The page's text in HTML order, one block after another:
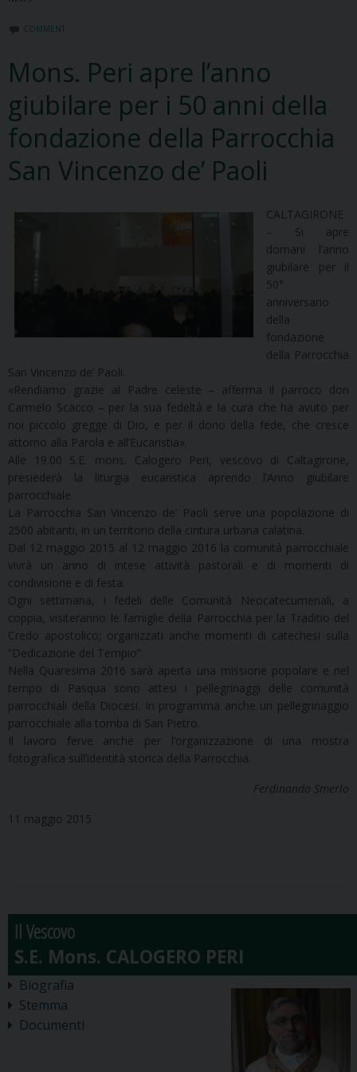
COMMENT
Mons. Peri apre l’anno
giubilare per i 50 anni della
fondazione della Parrocchia
San Vincenzo de’ Paoli
CALTAGIRONE
– Si apre
domani l’anno
giubilare per il
50°
anniversario
della
fondazione
della Parrocchia
San Vincenzo de’ Paoli.
«Rendiamo grazie al Padre celeste – afferma il parroco don
Carmelo Scacco – per la sua fedeltà e la cura che ha avuto per
noi piccolo gregge di Dio, e per il dono della fede, che cresce
attorno alla Parola e all’Eucaristia».
Alle 19.00 S.E. mons. Calogero Peri, vescovo di Caltagirone,
presiederà la liturgia eucaristica aprendo l’Anno giubilare
parrocchiale.
La Parrocchia San Vincenzo de’ Paoli serve una popolazione di
2500 abitanti, in un territorio della cintura urbana calatina.
Dal 12 maggio 2015 al 12 maggio 2016 la comunità parrocchiale
vivrà un anno di intese attività pastorali e di momenti di
condivisione e di festa.
Ogni settimana, i fedeli delle Comunità Neocatecumenali, a
coppia, visiteranno le famiglie della Parrocchia per la Traditio del
Credo apostolico; organizzati anche momenti di catechesi sulla
“Dedicazione del Tempio”.
Nella Quaresima 2016 sarà aperta una missione popolare e nel
tempo di Pasqua sono attesi i pellegrinaggi delle comunità
parrocchiali della Diocesi. In programma anche un pellegrinaggio
parrocchiale alla tomba di San Pietro.
Il lavoro ferve anche per l’organizzazione di una mostra
fotografica sull’identità storica della Parrocchia.
Ferdinando Smerlo
11 maggio 2015
Il Vescovo
Biografia
Stemma
Documenti